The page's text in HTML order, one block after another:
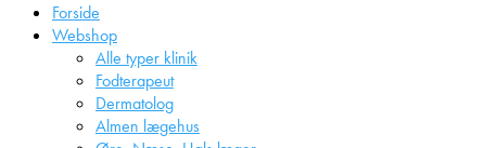
Forside
Webshop
Alle typer klinik
Fodterapeut
Dermatolog
Almen lægehus